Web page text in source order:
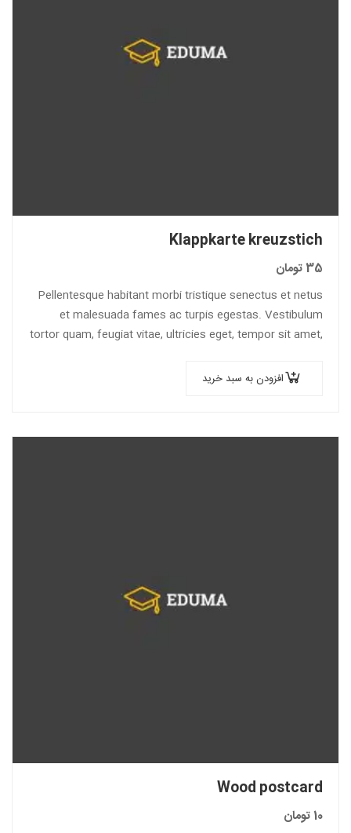
Klappkarte kreuzstich
35تومان
Pellentesque habitant morbi tristique senectus et netus
et malesuada fames ac turpis egestas. Vestibulum
tortor quam, feugiat vitae, ultricies eget, tempor sit amet,
افزودن به سبد خرید
Wood postcard
10 تومان